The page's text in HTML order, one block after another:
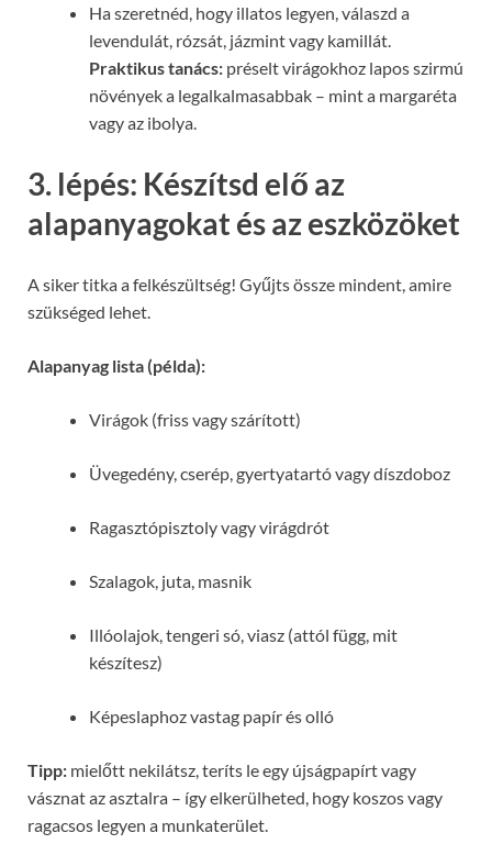
Ha szeretnéd, hogy illatos legyen, válaszd a
levendulát, rózsát, jázmint vagy kamillát.
Praktikus tanács: préselt virágokhoz lapos szirmú
növények a legalkalmasabbak – mint a margaréta
vagy az ibolya.
3. lépés: Készítsd elő az
alapanyagokat és az eszközöket
A siker titka a felkészültség! Gyűjts össze mindent, amire
szükséged lehet.
Alapanyag lista (példa):
Virágok (friss vagy szárított)
Üvegedény, cserép, gyertyatartó vagy díszdoboz
Ragasztópisztoly vagy virágdrót
Szalagok, juta, masnik
Illóolajok, tengeri só, viasz (attól függ, mit
készítesz)
Képeslaphoz vastag papír és olló
Tipp: mielőtt nekilátsz, teríts le egy újságpapírt vagy
vásznat az asztalra – így elkerülheted, hogy koszos vagy
ragacsos legyen a munkaterület.